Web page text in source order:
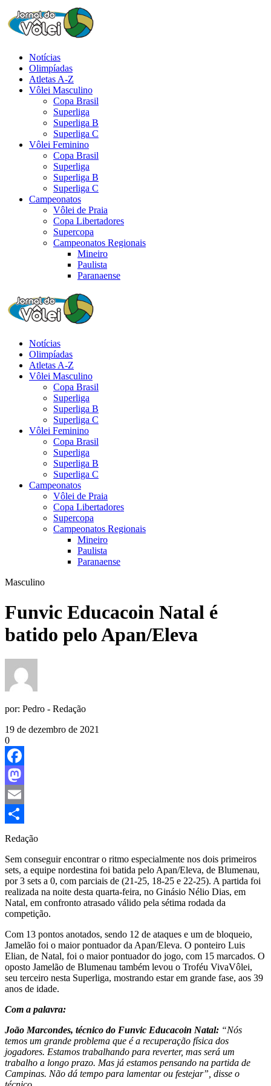
Notícias
Olimpíadas
Atletas A-Z
Vôlei Masculino
Copa Brasil
Superliga
Superliga B
Superliga C
Vôlei Feminino
Copa Brasil
Superliga
Superliga B
Superliga C
Campeonatos
Vôlei de Praia
Copa Libertadores
Supercopa
Campeonatos Regionais
Mineiro
Paulista
Paranaense
Notícias
Olimpíadas
Atletas A-Z
Vôlei Masculino
Copa Brasil
Superliga
Superliga B
Superliga C
Vôlei Feminino
Copa Brasil
Superliga
Superliga B
Superliga C
Campeonatos
Vôlei de Praia
Copa Libertadores
Supercopa
Campeonatos Regionais
Mineiro
Paulista
Paranaense
Masculino
Funvic Educacoin Natal é
batido pelo Apan/Eleva
por: Pedro - Redação
19 de dezembro de 2021
0
Facebook
Mastodon
Email
Share
Redação
Sem conseguir encontrar o ritmo especialmente nos dois primeiros
sets, a equipe nordestina foi batida pelo Apan/Eleva, de Blumenau,
por 3 sets a 0, com parciais de (21-25, 18-25 e 22-25). A partida foi
realizada na noite desta quarta-feira, no Ginásio Nélio Dias, em
Natal, em confronto atrasado válido pela sétima rodada da
competição.
Com 13 pontos anotados, sendo 12 de ataques e um de bloqueio,
Jamelão foi o maior pontuador da Apan/Eleva. O ponteiro Luis
Elian, de Natal, foi o maior pontuador do jogo, com 15 marcados. O
oposto Jamelão de Blumenau também levou o Troféu VivaVôlei,
seu terceiro nesta Superliga, mostrando estar em grande fase, aos 39
anos de idade.
Com a palavra:
João Marcondes, técnico do Funvic Educacoin Natal: “Nós
temos um grande problema que é a recuperação física dos
jogadores. Estamos trabalhando para reverter, mas será um
trabalho a longo prazo. Mas já estamos pensando na partida de
Campinas. Não dá tempo para lamentar ou festejar”, disse o